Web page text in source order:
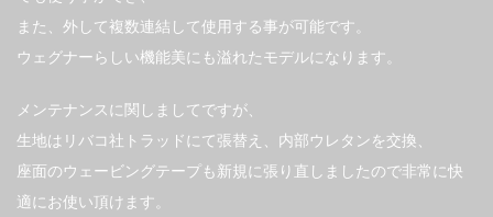
また、外して複数連結して使用する事が可能です。
ウェグナーらしい機能美にも溢れたモデルになります。
メンテナンスに関しましてですが、
生地はリバコ社トラッドにて張替え、内部ウレタンを交換、
座面のウェービングテープも新規に張り直しましたので非常に快
適にお使い頂けます。